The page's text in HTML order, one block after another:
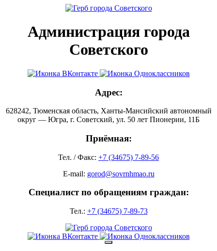
Администрация города
Советского
Адрес:
628242, Тюменская область, Ханты-Мансийский автономный
округ — Югра, г. Советский, ул. 50 лет Пионерии, 11Б
Приёмная:
Тел. / Факс: +7 (34675) 7-89-56
E-mail: gorod@sovrnhmao.ru
Специалист по обращениям граждан:
Тел.: +7 (34675) 7-89-73